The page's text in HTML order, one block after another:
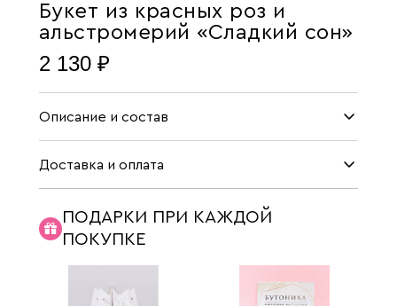
Букет из красных роз и
альстромерий «Сладкий сон»
2 130 ₽
Описание и состав
Доставка и оплата
ПОДАРКИ ПРИ КАЖДОЙ
ПОКУПКЕ